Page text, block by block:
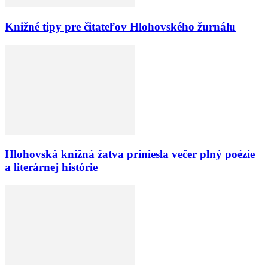
Knižné tipy pre čitateľov Hlohovského žurnálu
Hlohovská knižná žatva priniesla večer plný poézie
a literárnej histórie